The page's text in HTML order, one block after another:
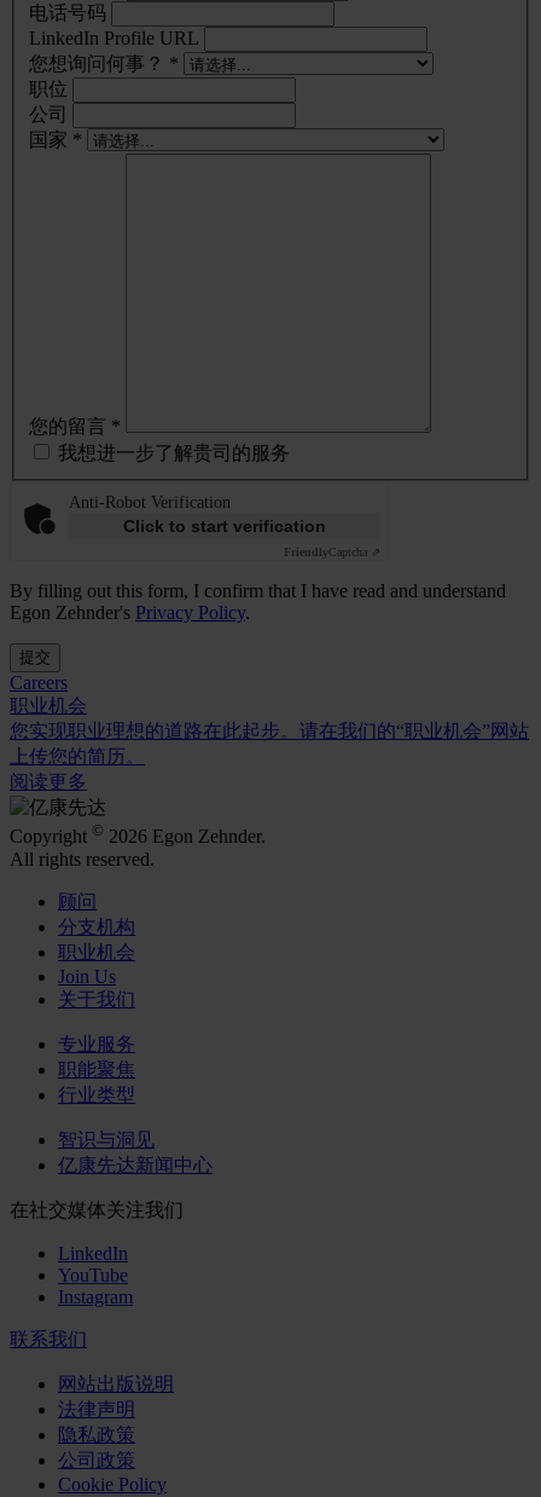
电话号码
LinkedIn Profile URL
您想询问何事？ *
职位
公司
国家 *
您的留言 *
我想进一步了解贵司的服务
Anti-Robot Verification
Click to start verification
FriendlyCaptcha ⇗
By filling out this form, I confirm that I have read and understand
Egon Zehnder's Privacy Policy.
提交
Careers
职业机会
您实现职业理想的道路在此起步。请在我们的“职业机会”网站
上传您的简历。
阅读更多
Copyright © 2026 Egon Zehnder.
All rights reserved.
顾问
分支机构
职业机会
Join Us
关于我们
专业服务
职能聚焦
行业类型
智识与洞见
亿康先达新闻中心
在社交媒体关注我们
LinkedIn
YouTube
Instagram
联系我们
网站出版说明
法律声明
隐私政策
公司政策
Cookie Policy